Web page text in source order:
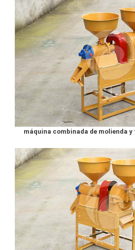
máquina combinada de molienda